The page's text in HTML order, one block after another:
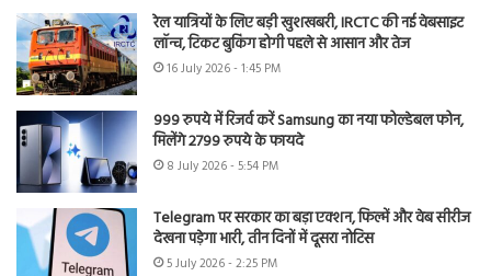
रेल यात्रियों के लिए बड़ी खुशखबरी, IRCTC की नई वेबसाइट
लॉन्च, टिकट बुकिंग होगी पहले से आसान और तेज
16 July 2026 - 1:45 PM
999 रुपये में रिजर्व करें Samsung का नया फोल्डेबल फोन,
मिलेंगे 2799 रुपये के फायदे
8 July 2026 - 5:54 PM
Telegram पर सरकार का बड़ा एक्शन, फिल्में और वेब सीरीज
देखना पड़ेगा भारी, तीन दिनों में दूसरा नोटिस
5 July 2026 - 2:25 PM